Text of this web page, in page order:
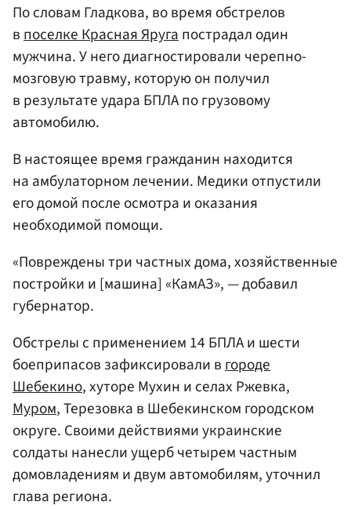
По словам Гладкова, во время обстрелов
впоселке Красная Яругапострадал один
мужчина. У него диагностировали черепно-
мозговую травму, которую он получил
в результате удара БПЛА по грузовому
автомобилю.
В настоящее время гражданин находится
на амбулаторном лечении. Медики отпустили
его домой после осмотра и оказания
необходимой помощи.
«Повреждены три частных дома, хозяйственные
постройки и [машина] «КамАЗ», — добавил
губернатор.
Обстрелы с применением 14 БПЛА и шести
боеприпасов зафиксировали вгороде
Шебекино, хуторе Мухин и селах Ржевка,
Муром, Терезовка в Шебекинском городском
округе. Своими действиями украинские
солдаты нанесли ущерб четырем частным
домовладениям и двум автомобилям, уточнил
глава региона.